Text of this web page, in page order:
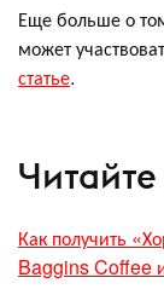
Еще больше о
может
статье.
Как получить
Baggins Coffee